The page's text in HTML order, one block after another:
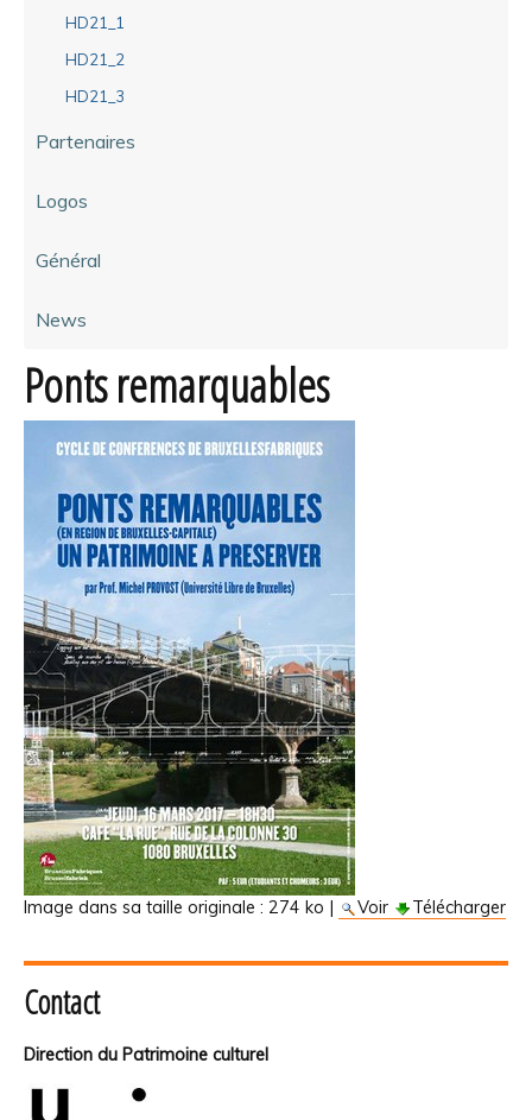
HD21_1
HD21_2
HD21_3
Partenaires
Logos
Général
News
Ponts remarquables
Image dans sa taille originale : 274 ko | Voir Télécharger
Contact
Direction du Patrimoine culturel